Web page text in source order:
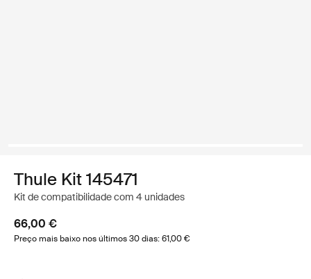
Thule Kit 145471
Kit de compatibilidade com 4 unidades
66,00 €
Preço mais baixo nos últimos 30 dias: 61,00 €